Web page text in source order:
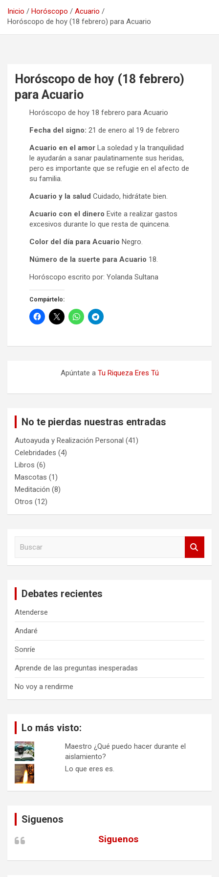
Inicio Horóscopo
Acuario
Horóscopo de hoy (18 febrero) para Acuario
Horóscopo de hoy (18 febrero)
para Acuario
Horóscopo de hoy 18 febrero para Acuario
Fecha del signo: 21 de enero al 19 de febrero
Acuario en el amor La soledad y la tranquilidad
le ayudarán a sanar paulatinamente sus heridas,
pero es importante que se refugie en el afecto de
su familia.
Acuario y la salud Cuidado, hidrátate bien.
Acuario con el dinero Evite a realizar gastos
excesivos durante lo que resta de quincena.
Color del día para Acuario Negro.
Número de la suerte para Acuario 18.
Horóscopo escrito por: Yolanda Sultana
Compártelo:
Apúntate a Tu Riqueza Eres Tú
No te pierdas nuestras entradas
Autoayuda y Realización Personal (41)
Celebridades (4)
Libros (6)
Mascotas (1)
Meditación (8)
Otros (12)
Debates recientes
Atenderse
Andaré
Sonríe
Aprende de las preguntas inesperadas
No voy a rendirme
Lo más visto:
Maestro ¿Qué puedo hacer durante el
aislamiento?
Lo que eres es.
Siguenos
Siguenos